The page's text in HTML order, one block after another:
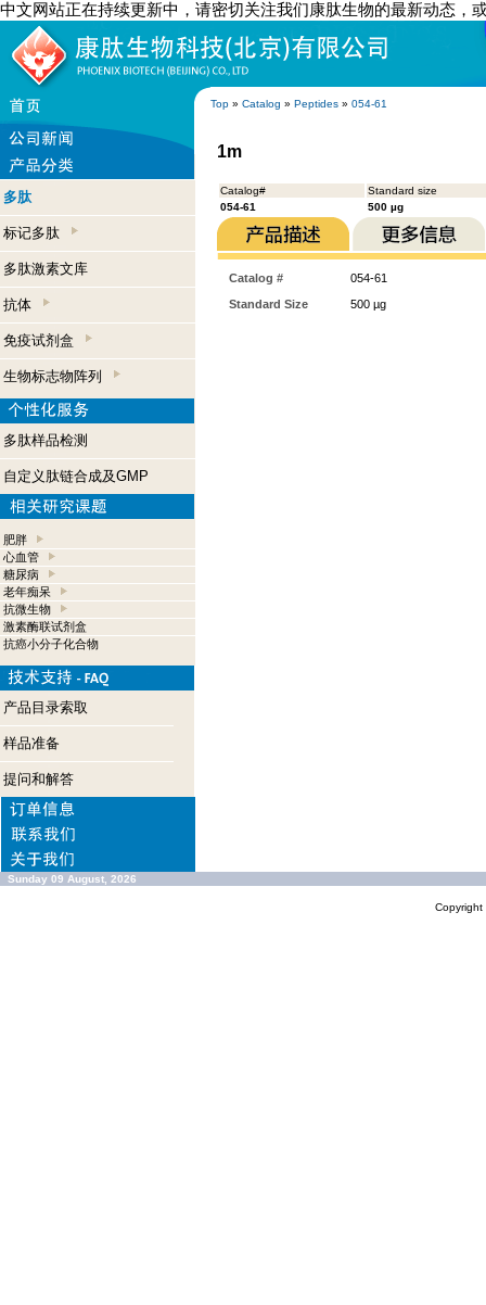
中文网站正在持续更新中，请密切关注我们康肽生物的最新动态，
Top » Catalog » Peptides » 054-61
多肽
标记多肽
多肽激素文库
抗体
免疫试剂盒
生物标志物阵列
多肽样品检测
自定义肽链合成及GMP
肥胖
心血管
糖尿病
老年痴呆
抗微生物
激素酶联试剂盒
抗癌小分子化合物
产品目录索取
样品准备
提问和解答
1m
Catalog#
Standard size
054-61
500 µg
Catalog #
054-61
Standard Size
500 µg
Sunday 09 August, 2026